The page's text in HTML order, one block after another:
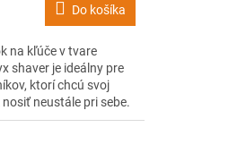
Do košíka
na kľúče v tvare
shaver je ideálny pre
ktorí chcú svoj
neustále pri sebe.